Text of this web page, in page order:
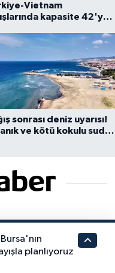
Vietnam
kapasite 42'ye
sonrası deniz uyarısı!
ve kötü kokulu suda
Enterhaber,
gelişmeleri anlık
Gündemden
planlıyoruz